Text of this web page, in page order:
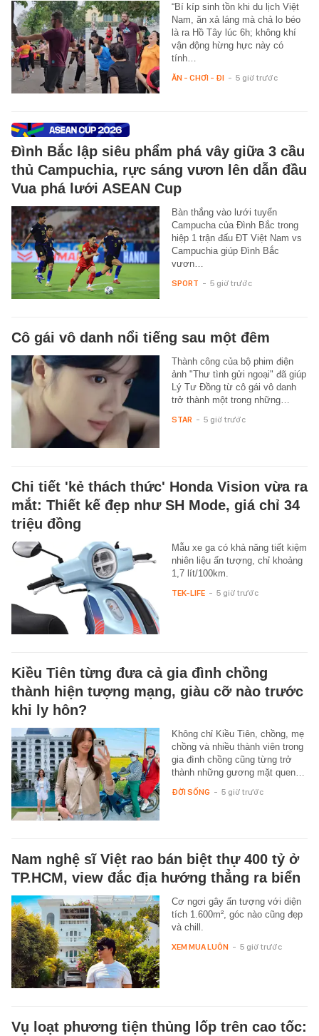
“Bí kíp sinh tồn khi du lịch Việt
Nam, ăn xả láng mà chả lo béo
là ra Hồ Tây lúc 6h; không khí
vận động hừng hực này có
tính…
ĂN - CHƠI - ĐI - 5 giờ trước
Đình Bắc lập siêu phẩm phá vây giữa 3 cầu
thủ Campuchia, rực sáng vươn lên dẫn đầu
Vua phá lưới ASEAN Cup
Bàn thắng vào lưới tuyển
Campucha của Đình Bắc trong
hiệp 1 trận đấu ĐT Việt Nam vs
Campuchia giúp Đình Bắc
vươn…
SPORT - 5 giờ trước
Cô gái vô danh nổi tiếng sau một đêm
Thành công của bộ phim điện
ảnh "Thư tình gửi ngoại" đã giúp
Lý Tư Đồng từ cô gái vô danh
trở thành một trong những…
STAR - 5 giờ trước
Chi tiết 'kẻ thách thức' Honda Vision vừa ra
mắt: Thiết kế đẹp như SH Mode, giá chỉ 34
triệu đồng
Mẫu xe ga có khả năng tiết kiệm
nhiên liệu ấn tượng, chỉ khoảng
1,7 lít/100km.
TEK-LIFE - 5 giờ trước
Kiều Tiên từng đưa cả gia đình chồng
thành hiện tượng mạng, giàu cỡ nào trước
khi ly hôn?
Không chỉ Kiều Tiên, chồng, mẹ
chồng và nhiều thành viên trong
gia đình chồng cũng từng trở
thành những gương mặt quen…
ĐỜI SỐNG - 5 giờ trước
Nam nghệ sĩ Việt rao bán biệt thự 400 tỷ ở
TP.HCM, view đắc địa hướng thẳng ra biển
Cơ ngơi gây ấn tượng với diện
tích 1.600m², góc nào cũng đẹp
và chill.
XEM MUA LUÔN - 5 giờ trước
Vụ loạt phương tiện thủng lốp trên cao tốc: